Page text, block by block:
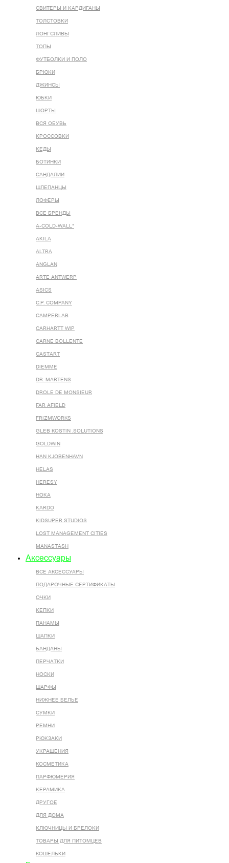
СВИТЕРЫ И КАРДИГАНЫ
ТОЛСТОВКИ
ЛОНГСЛИВЫ
ТОПЫ
ФУТБОЛКИ И ПОЛО
БРЮКИ
ДЖИНСЫ
ЮБКИ
ШОРТЫ
ВСЯ ОБУВЬ
КРОССОВКИ
КЕДЫ
БОТИНКИ
САНДАЛИИ
ШЛЕПАНЦЫ
ЛОФЕРЫ
ВСЕ БРЕНДЫ
A-COLD-WALL*
AKILA
ALTRA
ANGLAN
ARTE ANTWERP
ASICS
C.P. COMPANY
CAMPERLAB
CARHARTT WIP
CARNE BOLLENTE
CASTART
DIEMME
DR. MARTENS
DROLE DE MONSIEUR
FAR AFIELD
FRIZMWORKS
GLEB KOSTIN .SOLUTIONS
GOLDWIN
HAN KJOBENHAVN
HELAS
HERESY
HOKA
KARDO
KIDSUPER STUDIOS
LOST MANAGEMENT CITIES
MANASTASH
Аксессуары
ВСЕ AКСЕССУАРЫ
ПОДАРОЧНЫЕ СЕРТИФИКАТЫ
ОЧКИ
КЕПКИ
ПАНАМЫ
ШАПКИ
БАНДАНЫ
ПЕРЧАТКИ
НОСКИ
ШАРФЫ
НИЖНЕЕ БЕЛЬЕ
СУМКИ
РЕМНИ
РЮКЗАКИ
УКРАШЕНИЯ
КОСМЕТИКА
ПАРФЮМЕРИЯ
КЕРАМИКА
ДРУГОЕ
ДЛЯ ДОМА
КЛЮЧНИЦЫ И БРЕЛОКИ
ТОВАРЫ ДЛЯ ПИТОМЦЕВ
КОШЕЛЬКИ